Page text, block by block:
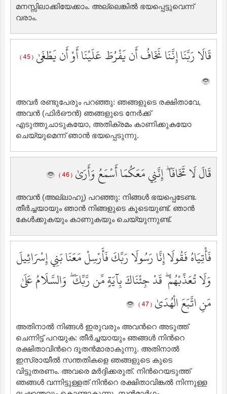
മനസ്സിലാക്കിയേക്കാം. അല്ലെങ്കില്‍ ഭയപ്പെട്ടുവെന്ന്
വരാം.
قَالَا رَبَّنَا إِنَّنَا نَخَافُ أَن يَفْرُطَ عَلَيْنَا أَوْ أَن يَطْغَىٰ ( 45 )
അവര്‍ രണ്ടുപേരും പറഞ്ഞു: ഞങ്ങളുടെ രക്ഷിതാവേ,
അവന്‍ (ഫിര്‍ഔന്‍) ഞങ്ങളുടെ നേര്‍ക്ക്
എടുത്തുചാടുകയോ, അതിക്രമം കാണിക്കുകയോ
ചെയ്യുമെന്ന് ഞാന്‍ ഭയപ്പെടുന്നു.
قَالَ لَا تَخَافَا ۖ إِنَّنِي مَعَكُمَا أَسْمَعُ وَأَرَىٰ ( 46 )
അവന്‍ (അല്ലാഹു) പറഞ്ഞു: നിങ്ങള്‍ ഭയപ്പെടേണ്ട.
തീര്‍ച്ചയായും ഞാന്‍ നിങ്ങളുടെ കൂടെയുണ്ട്‌. ഞാന്‍
കേള്‍ക്കുകയും കാണുകയും ചെയ്യുന്നുണ്ട്‌.
فَأْتِيَاهُ فَقُولَا إِنَّا رَسُولَا رَبِّكَ فَأَرْسِلْ مَعَنَا بَنِي إِسْرَائِيلَ
وَلَا تُعَذِّبْهُمْ ۖ قَدْ جِئْنَاكَ بِآيَةٍ مِّن رَّبِّكَ ۖ وَالسَّلَامُ عَلَىٰ
مَنِ اتَّبَعَ الْهُدَىٰ ( 47 )
അതിനാല്‍ നിങ്ങള്‍ ഇരുവരും അവന്‍റെ അടുത്ത്
ചെന്നിട്ട് പറയുക: തീര്‍ച്ചയായും ഞങ്ങള്‍ നിന്‍റെ
രക്ഷിതാവിന്‍റെ ദൂതന്‍മാരാകുന്നു. അതിനാല്‍
ഇസ്രായീല്‍ സന്തതികളെ ഞങ്ങളുടെ കുടെ
വിട്ടുതരണം. അവരെ മര്‍ദ്ദിക്കരുത്‌. നിന്‍റെയടുത്ത്
ഞങ്ങള്‍ വന്നിട്ടുള്ളത് നിന്‍റെ രക്ഷിതാവിങ്കല്‍ നിന്നുള്ള